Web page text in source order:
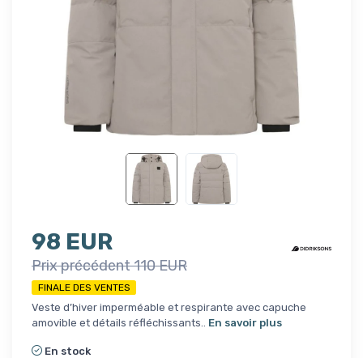
98 EUR
Prix précédent 110 EUR
FINALE DES VENTES
Veste d’hiver imperméable et respirante avec capuche
amovible et détails réfléchissants.. En savoir plus
En stock